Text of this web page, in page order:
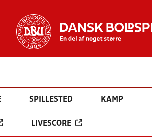
SPILLESTED KAMP
LIVESCORE